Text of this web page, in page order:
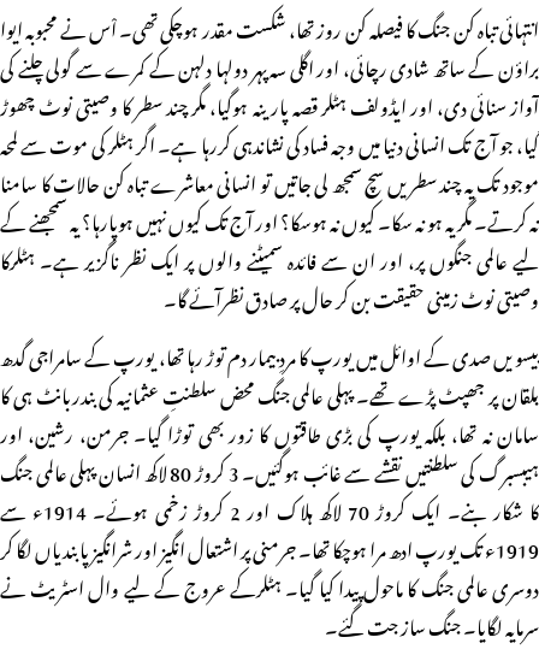
انتہائی تباہ کن جنگ کا فیصلہ کن روز تھا، شکست مقدر ہوچکی تھی۔ اْس نے محبوبہ ایوا
براؤن کے ساتھ شادی رچائی، اور اگلی سہ پہر دولہا دلہن کے کمرے سے گولی چلنے کی
آواز سنائی دی، اور ایڈولف ہٹلر قصہ پارینہ ہوگیا، مگر چند سطر کا وصیتی نوٹ چھوڑ
گیا، جو آج تک انسانی دنیا میں وجہ فساد کی نشاندہی کررہا ہے۔ اگر ہٹلر کی موت سے لمحہ
موجود تک یہ چند سطریں سچ سمجھ لی جاتیں تو انسانی معاشرے تباہ کن حالات کا سامنا
نہ کرتے۔ مگر یہ ہو نہ سکا۔ کیوں نہ ہوسکا؟ اور آج تک کیوں نہیں ہوپارہا؟ یہ سمجھنے کے
لیے عالمی جنگوں پر، اور ان سے فائدہ سمیٹنے والوں پر ایک نظر ناگزیر ہے۔ ہٹلرکا
وصیتی نوٹ زمینی حقیقت بن کر حال پر صادق نظرآئے گا۔
بیسویں صدی کے اوائل میں یورپ کا مردِ بیمار دم توڑ رہا تھا، یورپ کے سامراجی گدھ
بلقان پر جھپٹ پڑے تھے۔ پہلی عالمی جنگ محض سلطنتِ عثمانیہ کی بندربانٹ ہی کا
سامان نہ تھا، بلکہ یورپ کی بڑی طاقتوں کا زور بھی توڑا گیا۔ جرمن، رشین، اور
ہیبسبرگ کی سلطنتیں نقشے سے غائب ہوگئیں۔ 3 کروڑ 80 لاکھ انسان پہلی عالمی جنگ
کا شکار بنے۔ ایک کروڑ 70 لاکھ ہلاک اور 2 کروڑ زخمی ہوئے۔ 1914ء سے
1919ء تک یورپ ادھ مرا ہوچکا تھا۔ جرمنی پر اشتعال انگیز اور شرانگیز پابندیاں لگا کر
دوسری عالمی جنگ کا ماحول پیدا کیا گیا۔ ہٹلرکے عروج کے لیے وال اسٹریٹ نے
سرمایہ لگایا۔ جنگ ساز جت گئے۔